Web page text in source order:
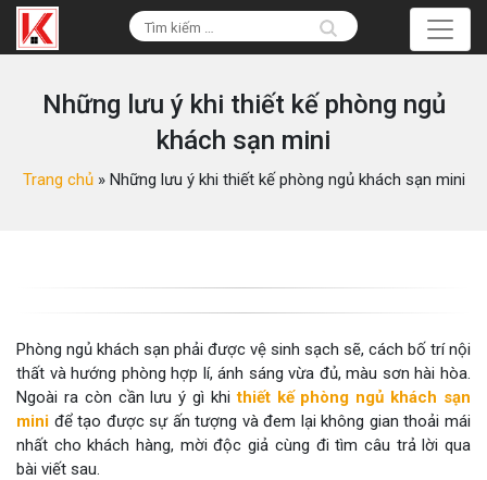
Những lưu ý khi thiết kế phòng ngủ
khách sạn mini
Trang chủ» Những lưu ý khi thiết kế phòng ngủ khách sạn mini
Phòng ngủ khách sạn phải được vệ sinh sạch sẽ, cách bố trí nội
thất và hướng phòng hợp lí, ánh sáng vừa đủ, màu sơn hài hòa.
Ngoài ra còn cần lưu ý gì khithiết kế phòng ngủ khách sạn
mini để tạo được sự ấn tượng và đem lại không gian thoải mái
nhất cho khách hàng, mời độc giả cùng đi tìm câu trả lời qua
bài viết sau.